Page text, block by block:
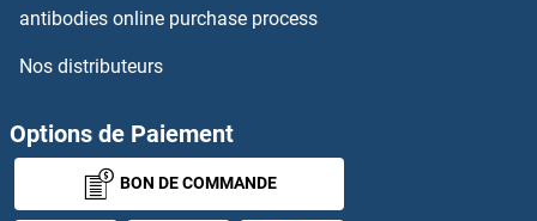
CNN1 Kits ELISA
CNN2 Kits ELISA
CNN3 Kits ELISA
CNOT2 Kits ELISA
antibodies online purchase process
Nos distributeurs
Options de Paiement
BON DE COMMANDE